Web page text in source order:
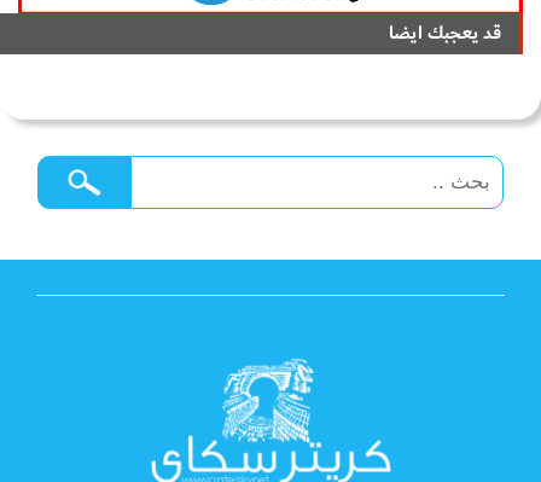
قد يعجبك ايضا